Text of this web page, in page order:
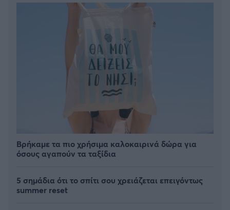
Βρήκαμε τα πιο χρήσιμα καλοκαιρινά δώρα για
όσους αγαπούν τα ταξίδια
5 σημάδια ότι το σπίτι σου χρειάζεται επειγόντως
summer reset